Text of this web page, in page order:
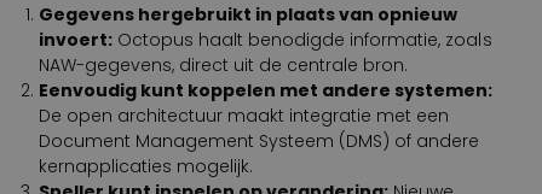
Gegevens hergebruikt in plaats van opnieuw
invoert: Octopus haalt benodigde informatie, zoals
NAW-gegevens, direct uit de centrale bron.
Eenvoudig kunt koppelen met andere systemen:
De open architectuur maakt integratie met een
Document Management Systeem (DMS) of andere
kernapplicaties mogelijk.